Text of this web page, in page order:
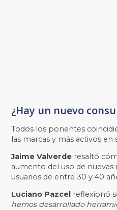
¿Hay un nuevo
Todos los ponentes
las marcas y más activos
Jaime Valverde resaltó
aumento del uso de
usuarios de entre 30 y 40
Luciano Pazcel reflexionó
hemos desarrollado